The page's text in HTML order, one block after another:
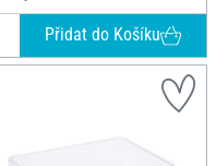
Přidat do Košíku